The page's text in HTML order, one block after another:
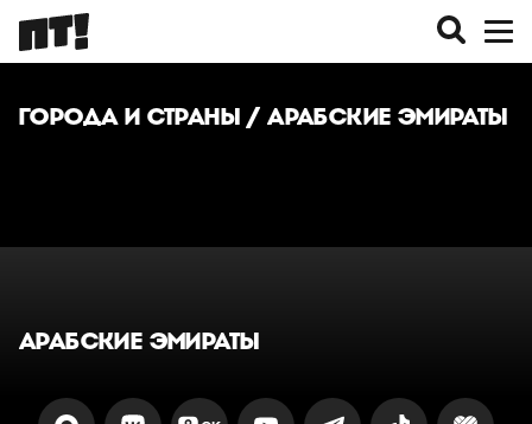
ГОРОДА И СТРАНЫ / АРАБСКИЕ ЭМИРАТЫ
АРАБСКИЕ ЭМИРАТЫ